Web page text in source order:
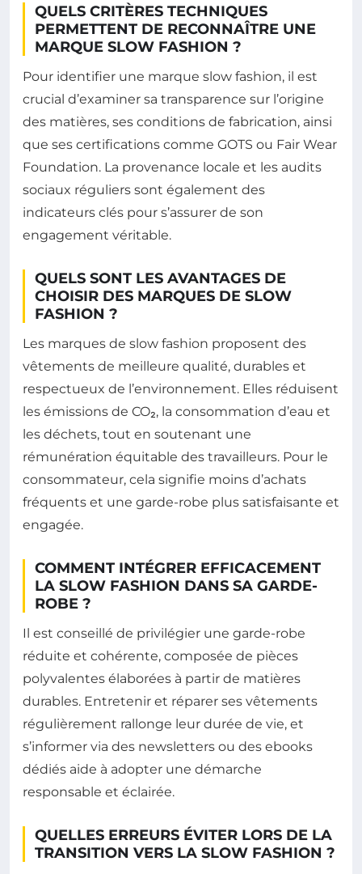
QUELS CRITÈRES TECHNIQUES
PERMETTENT DE RECONNAÎTRE UNE
MARQUE SLOW FASHION ?
Pour identifier une marque slow fashion, il est
crucial d’examiner sa transparence sur l’origine
des matières, ses conditions de fabrication, ainsi
que ses certifications comme GOTS ou Fair Wear
Foundation. La provenance locale et les audits
sociaux réguliers sont également des
indicateurs clés pour s’assurer de son
engagement véritable.
QUELS SONT LES AVANTAGES DE
CHOISIR DES MARQUES DE SLOW
FASHION ?
Les marques de slow fashion proposent des
vêtements de meilleure qualité, durables et
respectueux de l’environnement. Elles réduisent
les émissions de CO₂, la consommation d’eau et
les déchets, tout en soutenant une
rémunération équitable des travailleurs. Pour le
consommateur, cela signifie moins d’achats
fréquents et une garde-robe plus satisfaisante et
engagée.
COMMENT INTÉGRER EFFICACEMENT
LA SLOW FASHION DANS SA GARDE-
ROBE ?
Il est conseillé de privilégier une garde-robe
réduite et cohérente, composée de pièces
polyvalentes élaborées à partir de matières
durables. Entretenir et réparer ses vêtements
régulièrement rallonge leur durée de vie, et
s’informer via des newsletters ou des ebooks
dédiés aide à adopter une démarche
responsable et éclairée.
QUELLES ERREURS ÉVITER LORS DE LA
TRANSITION VERS LA SLOW FASHION ?